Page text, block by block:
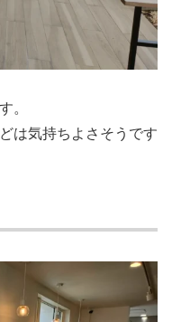
。
は気持ちよさそうです